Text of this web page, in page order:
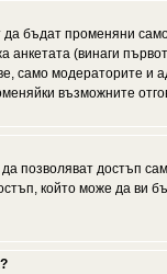
бъдат променяни
(винаги
само модераторите и
възможните
позволяват достъп
който може да ви